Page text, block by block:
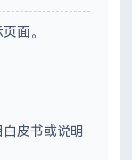
面。
皮书或说明